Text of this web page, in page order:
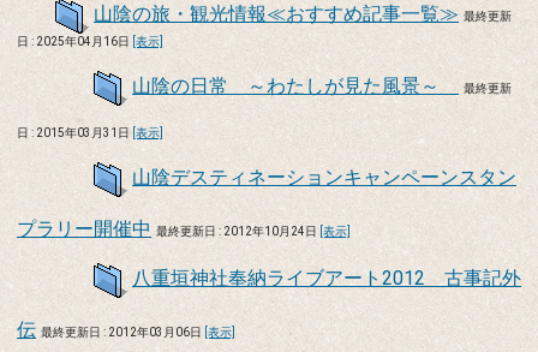
山陰の旅・観光情報≪おすすめ記事一覧≫ 最終更新
日 : 2025年04月16日
[表示]
山陰の日常 ～わたしが見た風景～ 最終更新
日 : 2015年03月31日 [表示]
山陰デスティネーションキャンペーンスタン
プラリー開催中 最終更新日 : 2012年10月24日 [表示]
八重垣神社奉納ライブアート2012 古事記外
伝 最終更新日 : 2012年03月06日 [表示]